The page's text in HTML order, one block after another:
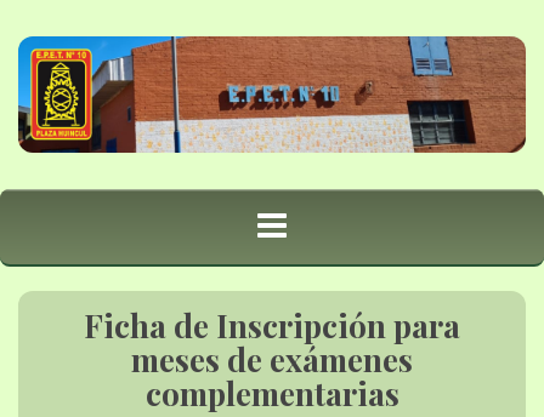
Ficha de Inscripción para
meses de exámenes
complementarias